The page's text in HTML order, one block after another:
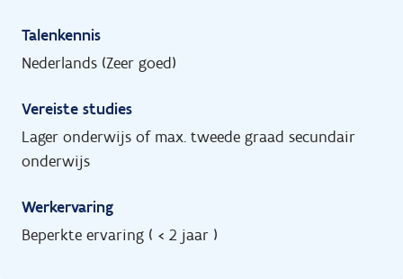
Talenkennis
Nederlands (Zeer goed)
Vereiste studies
Lager onderwijs of max. tweede graad secundair
onderwijs
Werkervaring
Beperkte ervaring ( < 2 jaar )